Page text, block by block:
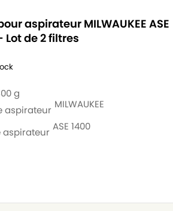
aspirateur MILWAUKEE ASE
Lot de 2 filtres
g
aspirateur MILWAUKEE
aspirateur ASE 1400